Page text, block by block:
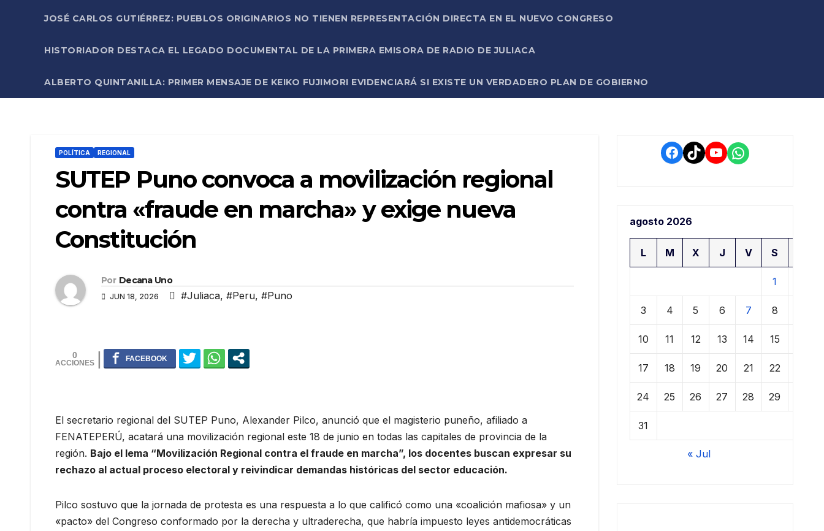
JOSÉ CARLOS GUTIÉRREZ: PUEBLOS ORIGINARIOS NO TIENEN REPRESENTACIÓN DIRECTA EN EL NUEVO CONGRESO
HISTORIADOR DESTACA EL LEGADO DOCUMENTAL DE LA PRIMERA EMISORA DE RADIO DE JULIACA
ALBERTO QUINTANILLA: PRIMER MENSAJE DE KEIKO FUJIMORI EVIDENCIARÁ SI EXISTE UN VERDADERO PLAN DE GOBIERNO
POLÍTICA REGIONAL
SUTEP Puno convoca a movilización regional
contra «fraude en marcha» y exige nueva
Constitución
Por Decana Uno
JUN 18, 2026 #Juliaca, #Peru, #Puno
0
El secretario regional del SUTEP Puno, Alexander Pilco, anunció que el magisterio puneño, afiliado a
FENATEPERÚ, acatará una movilización regional este 18 de junio en todas las capitales de provincia de la
región. Bajo el lema “Movilización Regional contra el fraude en marcha”, los docentes buscan expresar su
rechazo al actual proceso electoral y reivindicar demandas históricas del sector educación.
Pilco sostuvo que la jornada de protesta es una respuesta a lo que calificó como una «coalición mafiosa» y un
«pacto» del Congreso conformado por la derecha y ultraderecha, que habría impuesto leyes antidemocráticas
Facebook
TikTokYouTube
WhatsApp
agosto 2026
L M X J V S
1
3 4 5 6 7 8
10 11 12 13 14 15
17 18 19 20 21 22
24 25 26 27 28 29
31
« Jul